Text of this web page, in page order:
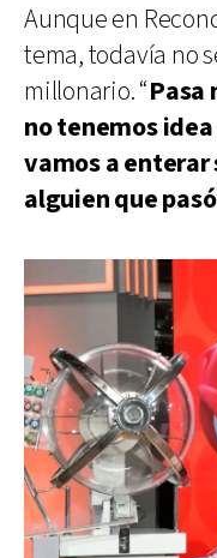
Aunque en
tema, todavía no
millonario. “Pasa
no tenemos idea
vamos a
alguien que pasó